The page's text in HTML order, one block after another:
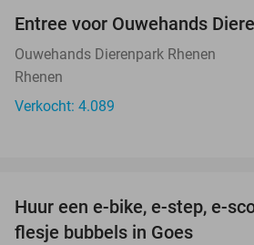
Entree voor Ouwehands
Ouwehands Dierenpark Rhenen
Rhenen
Verkocht: 4.089
Huur een e-bike, e-step, e-
flesje bubbels in Goes